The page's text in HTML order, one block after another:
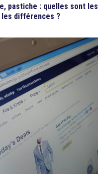
pastiche : quelles sont les
différences ?